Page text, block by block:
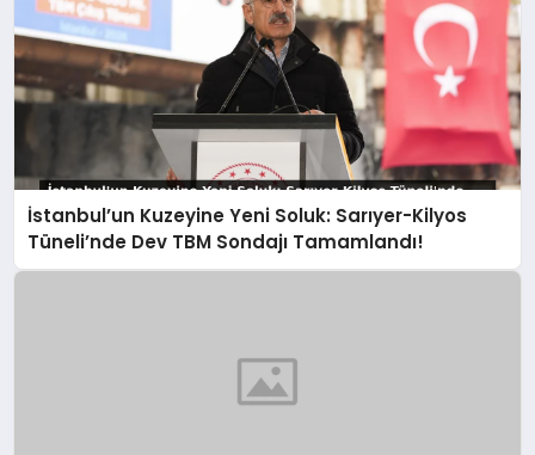
İstanbul’un Kuzeyine Yeni Soluk: Sarıyer-Kilyos
Tüneli’nde Dev TBM Sondajı Tamamlandı!